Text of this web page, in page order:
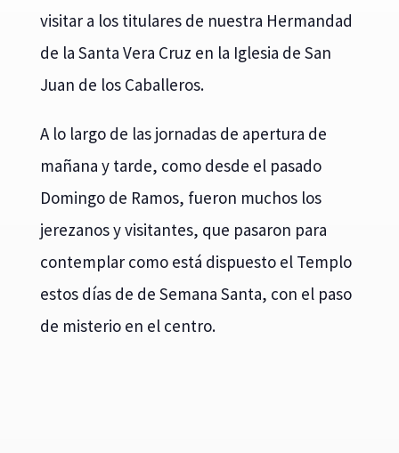
visitar a los titulares de nuestra Hermandad
de la Santa Vera Cruz en la Iglesia de San
Juan de los Caballeros.
A lo largo de las jornadas de apertura de
mañana y tarde, como desde el pasado
Domingo de Ramos, fueron muchos los
jerezanos y visitantes, que pasaron para
contemplar como está dispuesto el Templo
estos días de de Semana Santa, con el paso
de misterio en el centro.